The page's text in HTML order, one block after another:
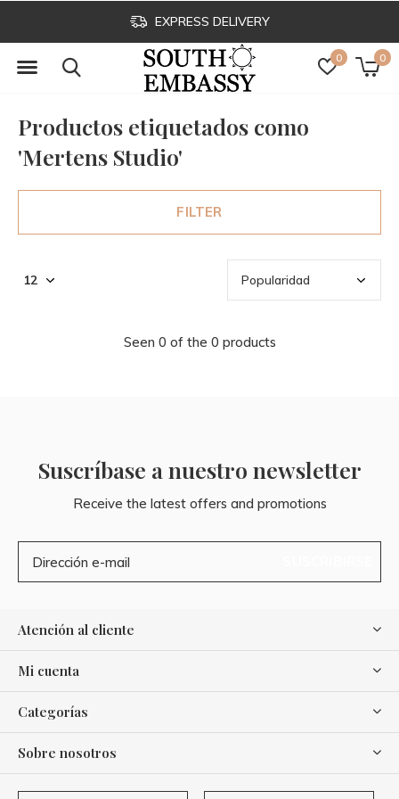
0 0
EXPRESS DELIVERY
Productos etiquetados como
'Mertens Studio'
FILTER
Seen 0 of the 0 products
Suscríbase a nuestro newsletter
Receive the latest offers and promotions
Atención al cliente
Mi cuenta
Categorías
Sobre nosotros